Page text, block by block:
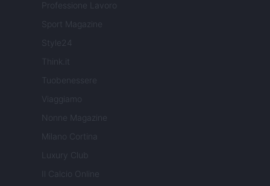
Professione Lavoro
Sport Magazine
Style24
Think.it
Tuobenessere
Viaggiamo
Nonne Magazine
Milano Cortina
Luxury Club
Il Calcio Online